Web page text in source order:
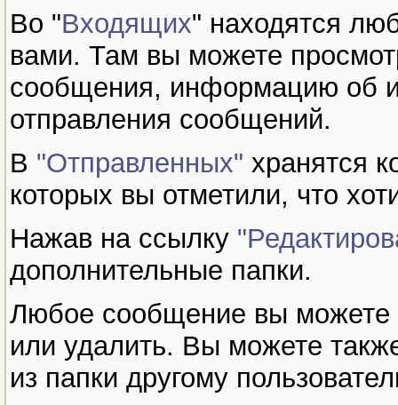
Во "Входящих" находятся
вами. Там вы можете
сообщения, информацию об
отправления сообщений.
В "Отправленных" хранятся
которых вы отметили, что
Нажав на ссылку
дополнительные папки.
Любое сообщение вы можете
или удалить. Вы можете
из папки другому